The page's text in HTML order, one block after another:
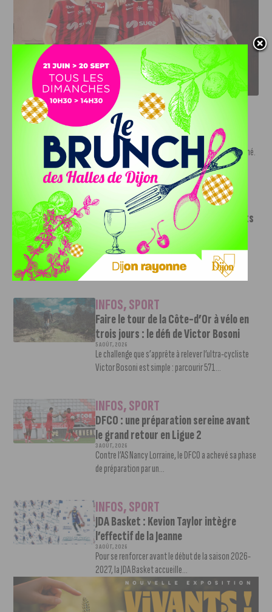
LE DFCO DÉVOILE SES NOUVEAUX MAILLOTS POUR LA
SAISON 2026-2027
INFOS SPORT
Nouvelle arrivée à la JDA Basket,
Shevon Thompson est dijonnais
7 AOÛT, 2026
Le mercato estival de la JDA n’est pas encore terminé.
Une nouvelle recrue vient...
INFOS ,SPORT
Le DFCO dévoile ses nouveaux maillots
pour la saison 2026-2027
6 AOÛT, 2026
Le club dijonnais a présenté ses nouveaux maillots
pour son retour en Ligue 2....
INFOS,SPORT
Faire le tour de la Côte-d’Or à vélo en
trois jours : le défi de Victor Bosoni
5 AOÛT, 2026
Le challenge que s’apprête à relever l’ultra-cycliste
Victor Bosoni est simple : parcourir 571...
INFOS,SPORT
DFCO : une préparation sereine avant
le grand retour en Ligue 2
3 AOÛT, 2026
Contre l’AS Nancy Lorraine, le DFCO a achevé sa phase
de préparation par un...
INFOS,SPORT
JDA Basket : Kevion Taylor intègre
l’effectif de la Jeanne
3 AOÛT, 2026
Pour se renforcer avant le début de la saison 2026-
2027, la JDA Basket accueille...